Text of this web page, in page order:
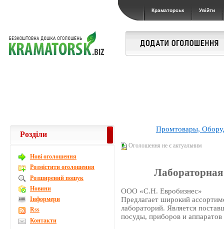
Краматорськ Увійти
Промтовары,
Оголошення не є актуальним
Лабораторная
ООО «С.Н. Евробизнес»
Предлагает широкий
лабораторий. Является
посуды, приборов и
Розділи
Новi оголошення
Розмістити оголошення
Розширений пошук
Новини
Інформери
Rss
Контакти